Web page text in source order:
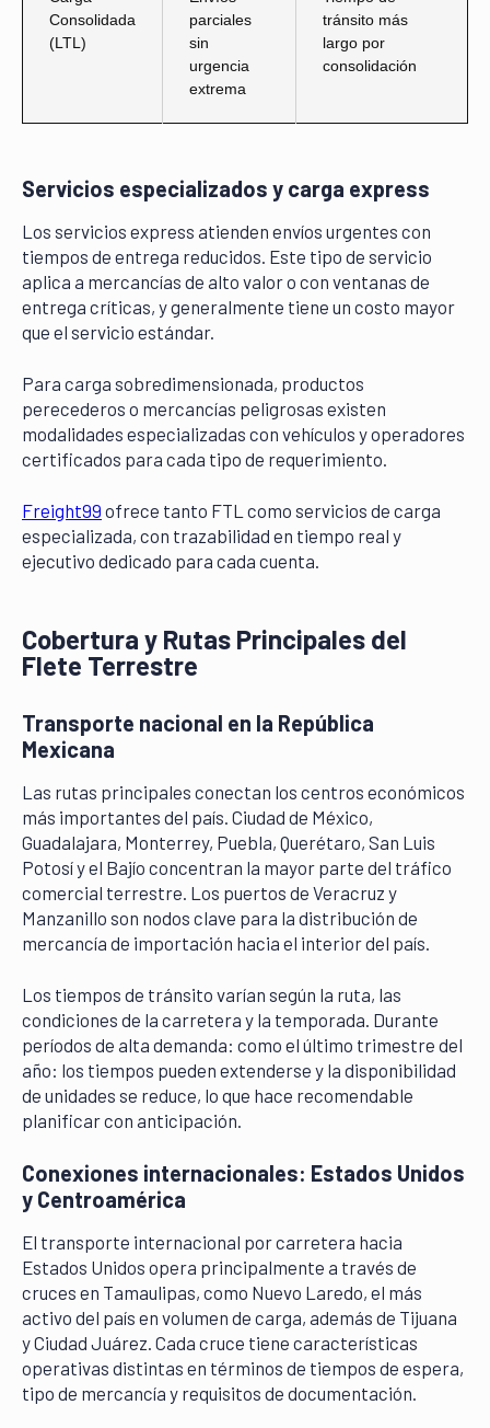
Consolidada
(LTL)
parciales
sin
urgencia
extrema
tránsito más
largo por
consolidación
Servicios especializados y carga express
Los servicios express atienden envíos urgentes con
tiempos de entrega reducidos. Este tipo de servicio
aplica a mercancías de alto valor o con ventanas de
entrega críticas, y generalmente tiene un costo mayor
que el servicio estándar.
Para carga sobredimensionada, productos
perecederos o mercancías peligrosas existen
modalidades especializadas con vehículos y operadores
certificados para cada tipo de requerimiento.
Freight99 ofrece tanto FTL como servicios de carga
especializada, con trazabilidad en tiempo real y
ejecutivo dedicado para cada cuenta.
Cobertura y Rutas Principales del
Flete Terrestre
Transporte nacional en la República
Mexicana
Las rutas principales conectan los centros económicos
más importantes del país. Ciudad de México,
Guadalajara, Monterrey, Puebla, Querétaro, San Luis
Potosí y el Bajío concentran la mayor parte del tráfico
comercial terrestre. Los puertos de Veracruz y
Manzanillo son nodos clave para la distribución de
mercancía de importación hacia el interior del país.
Los tiempos de tránsito varían según la ruta, las
condiciones de la carretera y la temporada. Durante
períodos de alta demanda: como el último trimestre del
año: los tiempos pueden extenderse y la disponibilidad
de unidades se reduce, lo que hace recomendable
planificar con anticipación.
Conexiones internacionales: Estados Unidos
y Centroamérica
El transporte internacional por carretera hacia
Estados Unidos opera principalmente a través de
cruces en Tamaulipas, como Nuevo Laredo, el más
activo del país en volumen de carga, además de Tijuana
y Ciudad Juárez. Cada cruce tiene características
operativas distintas en términos de tiempos de espera,
tipo de mercancía y requisitos de documentación.